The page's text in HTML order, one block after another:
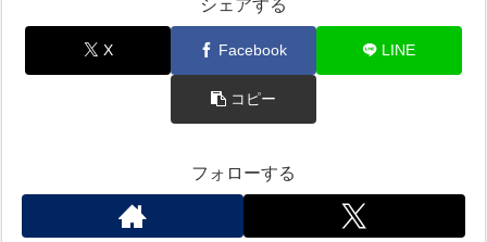
シェアする
X Facebook LINE
コピー
フォローする